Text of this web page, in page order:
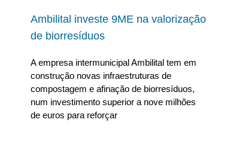
Ambilital investe 9ME na valorização
de biorresíduos
A empresa intermunicipal Ambilital tem em
construção novas infraestruturas de
compostagem e afinação de biorresíduos,
num investimento superior a nove milhões
de euros para reforçar